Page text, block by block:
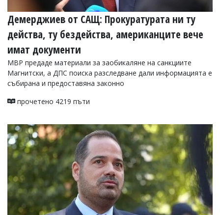
откриете
обиден
за
коментар,
моля
сигнализирайте
Демерджиев от САЩ: Прокуратурата ни ту
действа, ту бездейства, американците вече
имат документи
МВР предаде материали за заобикаляне на санкциите
Магнитски, а ДПС поиска разследване дали информацията е
събирана и предоставяна законно
прочетено 4219 пъти